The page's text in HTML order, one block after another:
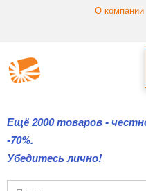
О компании
Ещё 2000 товаров -
-70%.
Убедитесь лично!